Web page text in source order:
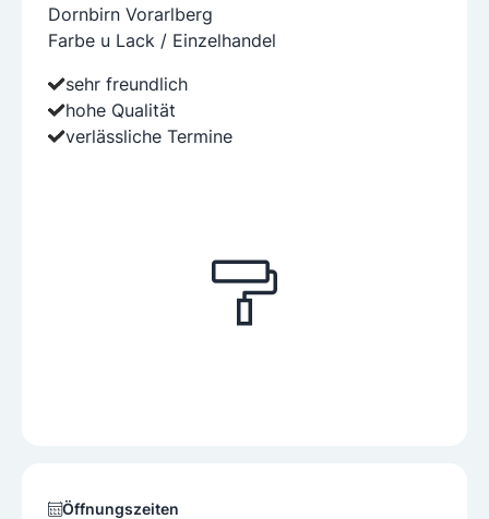
Dornbirn Vorarlberg
Farbe u Lack / Einzelhandel
sehr freundlich
hohe Qualität
verlässliche Termine
Öffnungszeiten